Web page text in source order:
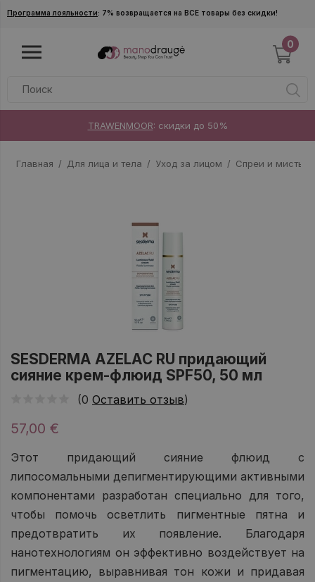
Skip to main content
Программа лояльности: 7% возвращается на ВСЕ товары без скидки!
0
TRAWENMOOR: скидки до 50%
Главная Для лица и тела Уход за лицом Спреи и мисты
SESDERMA AZELAC RU придающий
сияние крем-флюид SPF50, 50 мл
(0 Оставить отзыв)
57,00 €
Этот придающий сияние флюид с
липосомальными депигментирующими активными
компонентами разработан специально для того,
чтобы помочь осветлить пигментные пятна и
предотвратить их появление. Благодаря
нанотехнологиям он эффективно воздействует на
пигментацию, выравнивая тон кожи и придавая